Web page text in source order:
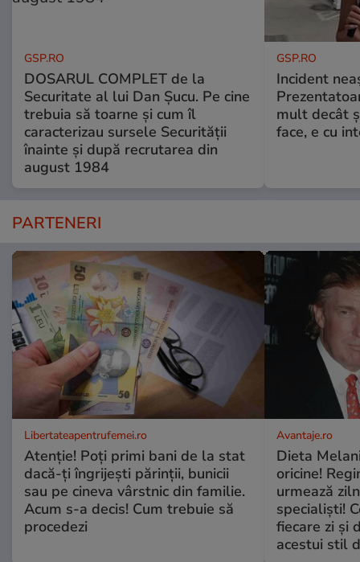
GSP.RO
DOSARUL COMPLET de la
Securitate al lui Dan Șucu. Pe cine
trebuia să toarne și cum îl
caracterizau sursele Securității
înainte și după recrutarea din
august 1984
GSP.RO
Incident
mult decât
face, e cu
PARTENERI
Libertateapentrufemei.ro
Atenție! Poți primi bani de la stat
dacă-ți îngrijești părinții, bunicii
sau pe cineva vârstnic din familie.
Acum s-a decis! Cum trebuie să
procedezi
Avantaje.ro
Dieta
oricine!
urmează
specialiști!
fiecare zi și
acestui stil